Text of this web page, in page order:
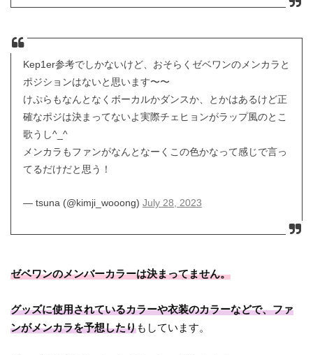
Kep1er参考でしかないけど、おそらくゼベワンのメンカラと
ポジションはないと思います〜〜
けぷらもなんとなくボーカルかダンスか、とかはあるけど正
確なポジは決まってないよ実際チェヒョンがラップ風のとこ
歌うし︎^_^
メンカラもファンがなんとなーくこの色かなって感じで言っ
てるだけだと思う！
— tsuna (@kimji_wooong) July 28, 2023
ゼベワンのメンバーカラーは決まってません。
グッズに使用されているカラーや衣装のカラーなどで、ファ
ンがメンカラを予想したりもしています。